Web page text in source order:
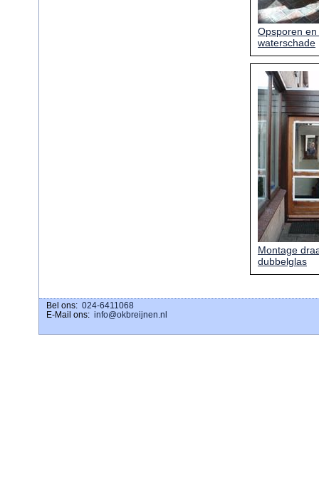
Opsporen
waterschade
Montage
dubbelglas
download ig stories
Bel ons: 024-6411068
E-Mail ons: info@okbreijnen.nl